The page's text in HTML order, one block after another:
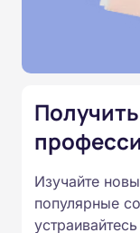
России
Изучайте
популярные